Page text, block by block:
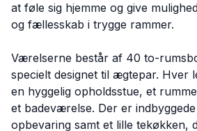
at føle sig hjemme og give
og fællesskab i trygge rammer.
Værelserne består af 40 to-
specielt designet til ægtepar. Hver
en hyggelig opholdsstue, et
et badeværelse. Der er
opbevaring samt et lille tekøkken,